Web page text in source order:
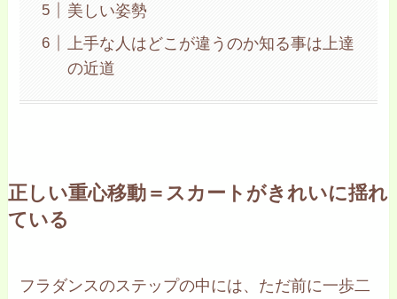
美しい姿勢
上手な人はどこが違うのか知る事は上達
の近道
正しい重心移動＝スカートがきれいに揺れ
ている
フラダンスのステップの中には、ただ前に一歩二